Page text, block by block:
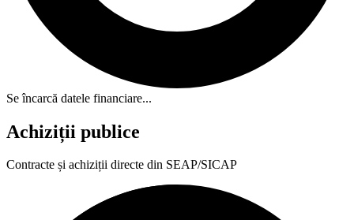
Se încarcă datele financiare...
Achiziții publice
Contracte și achiziții directe din SEAP/SICAP